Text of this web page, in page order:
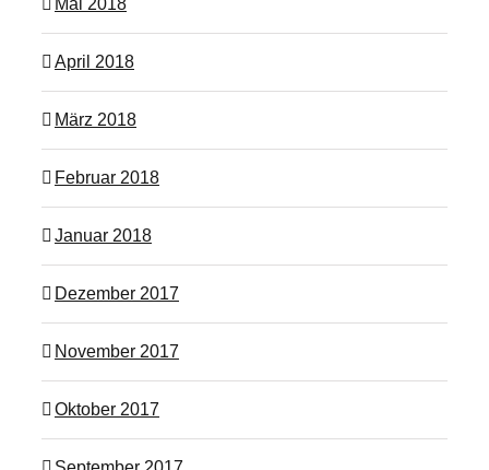
Mai 2018
April 2018
März 2018
Februar 2018
Januar 2018
Dezember 2017
November 2017
Oktober 2017